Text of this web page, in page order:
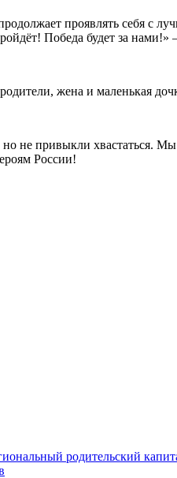
проявлять себя с
Победа будет за
жена и маленькая
не привыкли хвастаться.
России!
родительский